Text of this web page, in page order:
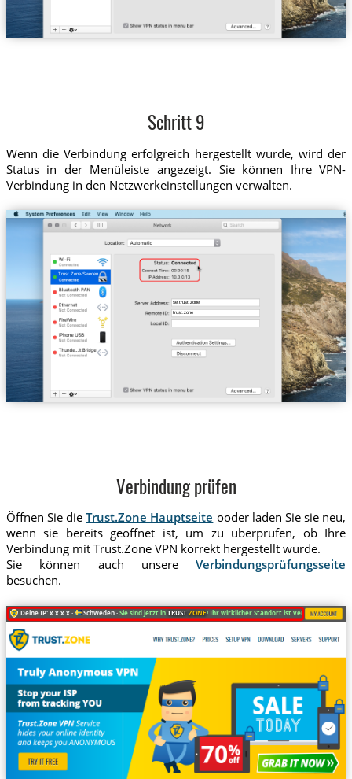
Schritt 9
Wenn die Verbindung erfolgreich hergestellt wurde, wird der
Status in der Menüleiste angezeigt. Sie können Ihre VPN-
Verbindung in den Netzwerkeinstellungen verwalten.
Trust.Zone-Sweden
se.trust.zone
trust.zone
Verbindung prüfen
Öffnen Sie dieTrust.Zone Hauptseite ooder laden Sie sie neu,
wenn sie bereits geöffnet ist, um zu überprüfen, ob Ihre
Verbindung mit Trust.Zone VPN korrekt hergestellt wurde.
Sie können auch unsereVerbindungsprüfungsseite
besuchen.
Deine IP: x.x.x.x · Schweden ·Sie sind jetzt inTRUST.ZONE! Ihr wirklicher Standort ist versteckt!